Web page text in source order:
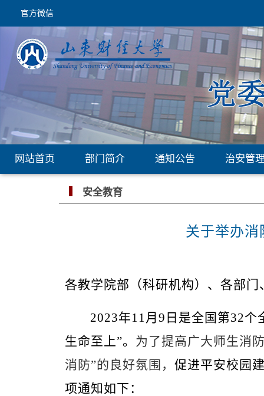
官方微信
网站首页 部门简介 通知公告 治安管
安全教育
关于举办
各教学院部（科研机构）、各部门
2023年11月9日是全国第32个
生命至上”。 为了提高广大师生消
消防”的良好氛围， 促进平安校园
项通知如下：